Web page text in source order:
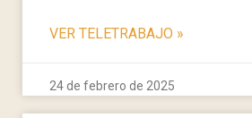
VER TELETRABAJO »
24 de febrero de 2025